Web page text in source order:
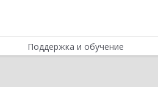
Поддержка и обучение